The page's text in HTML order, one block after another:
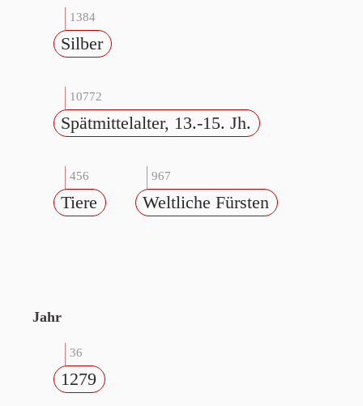
1384
Silber
10772
Spätmittelalter, 13.-15. Jh.
456
Tiere
967
Weltliche Fürsten
Jahr
36
1279